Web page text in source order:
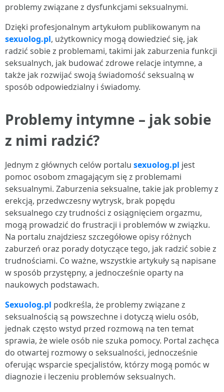
problemy związane z dysfunkcjami seksualnymi.
Dzięki profesjonalnym artykułom publikowanym na
sexuolog.pl, użytkownicy mogą dowiedzieć się, jak
radzić sobie z problemami, takimi jak zaburzenia funkcji
seksualnych, jak budować zdrowe relacje intymne, a
także jak rozwijać swoją świadomość seksualną w
sposób odpowiedzialny i świadomy.
Problemy intymne – jak sobie
z nimi radzić?
Jednym z głównych celów portalu sexuolog.pl jest
pomoc osobom zmagającym się z problemami
seksualnymi. Zaburzenia seksualne, takie jak problemy z
erekcją, przedwczesny wytrysk, brak popędu
seksualnego czy trudności z osiągnięciem orgazmu,
mogą prowadzić do frustracji i problemów w związku.
Na portalu znajdziesz szczegółowe opisy różnych
zaburzeń oraz porady dotyczące tego, jak radzić sobie z
trudnościami. Co ważne, wszystkie artykuły są napisane
w sposób przystępny, a jednocześnie oparty na
naukowych podstawach.
Sexuolog.pl podkreśla, że problemy związane z
seksualnością są powszechne i dotyczą wielu osób,
jednak często wstyd przed rozmową na ten temat
sprawia, że wiele osób nie szuka pomocy. Portal zachęca
do otwartej rozmowy o seksualności, jednocześnie
oferując wsparcie specjalistów, którzy mogą pomóc w
diagnozie i leczeniu problemów seksualnych.